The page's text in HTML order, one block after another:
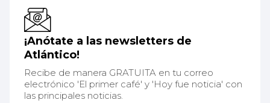
¡Anótate a las newsletters de
Atlántico!
Recibe de manera GRATUITA en tu correo
electrónico 'El primer café' y 'Hoy fue noticia' con
las principales noticias.